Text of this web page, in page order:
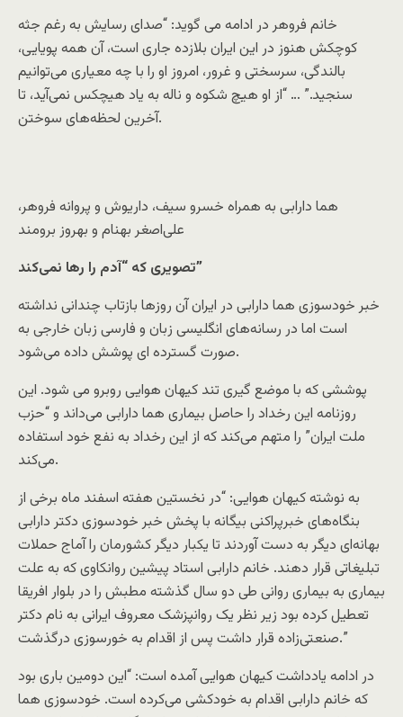
خانم فروهر در ادامه می گوید: “صداى رسایش به رغم جثه
کوچکش هنوز در این ایران بلازده جارى است، آن همه پویایى،
بالندگى، سرسختى و غرور، امروز او را با چه معیارى مى‌توانیم
سنجید.” … “از او هیچ شکوه و ناله به یاد هیچکس نمى‌آید، تا
آخرین لحظه‌هاى سوختن.
هما دارابی به همراه خسرو سیف، داریوش و پروانه فروهر،
علی‌اصغر بهنام و بهروز برومند
تصویری که “آدم را رها نمی
کند”
خبر خودسوزی هما دارابی در ایران آن روزها بازتاب چندانی نداشته
است اما در رسانه‌های انگلیسی زبان و فارسی زبان خارجی به
صورت گسترده ای پوشش داده می‌شود.
پوششی که با موضع گیری تند کیهان هوایی روبرو می شود. این
روزنامه این رخداد را حاصل بیماری هما دارابی می‌داند و “حزب
ملت ایران” را متهم می‌کند که از این رخداد به نفع خود استفاده
می‌کند.
به نوشته کیهان هوایی: “در نخستین هفته اسفند ماه برخی از
بنگاه‌های خبرپراکنی بیگانه با پخش خبر خودسوزی دکتر دارابی
بهانه‌ای دیگر به دست آوردند تا یکبار دیگر کشورمان را آماج حملات
تبلیغاتی قرار دهند. خانم دارابی استاد پیشین روانکاوی که به علت
بیماری به بیماری روانی طی دو سال گذشته مطبش را در بلوار افریقا
تعطیل کرده بود زیر نظر یک روانپزشک معروف ایرانی به نام دکتر
صنعتی‌زاده قرار داشت پس از اقدام به خورسوزی درگذشت.”
در ادامه یادداشت کیهان هوایی آمده است: “این دومین باری بود
که خانم دارابی اقدام به خودکشی می‌کرده است. خودسوزی هما